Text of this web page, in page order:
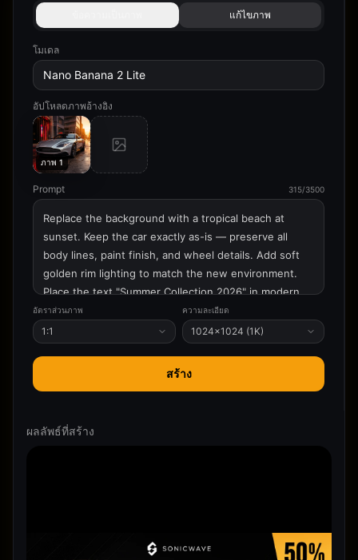
แก้ไขภาพ
โมเดล
Nano Banana 2 Lite
อัปโหลดภาพอ้างอิง
ภาพ 1
Prompt 315/3500
อัตราส่วนภาพ
1:1
ความละเอียด
1024×1024 (1K)
สร้าง
ผลลัพธ์ที่สร้าง